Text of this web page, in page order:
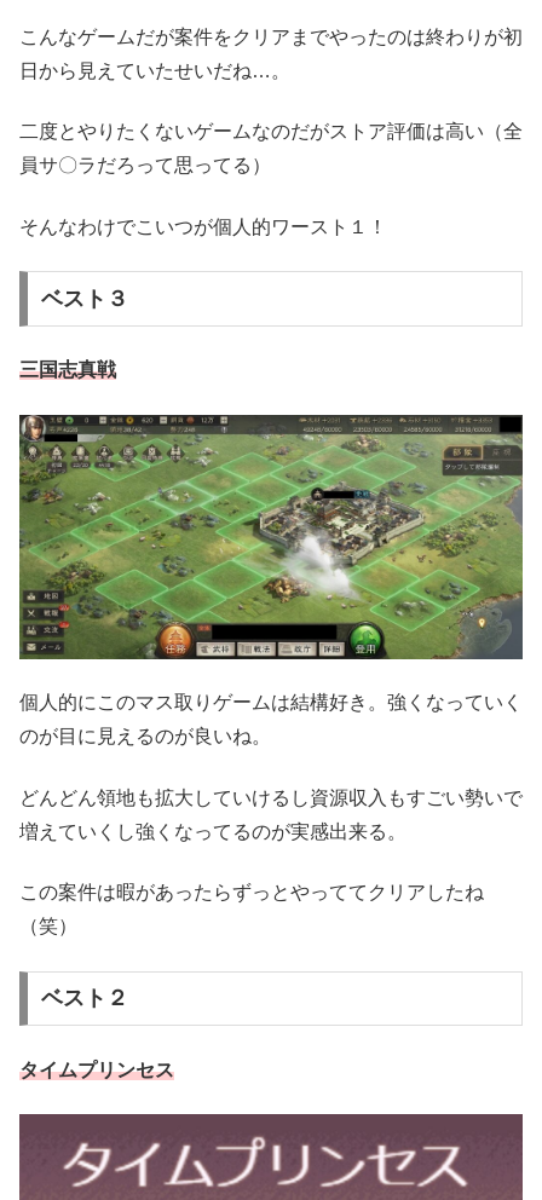
こんなゲームだが案件をクリアまでやったのは終わりが初
日から見えていたせいだね…。
二度とやりたくないゲームなのだがストア評価は高い（全
員サ〇ラだろって思ってる）
そんなわけでこいつが個人的ワースト１！
ベスト３
三国志真戦
個人的にこのマス取りゲームは結構好き。強くなっていく
のが目に見えるのが良いね。
どんどん領地も拡大していけるし資源収入もすごい勢いで
増えていくし強くなってるのが実感出来る。
この案件は暇があったらずっとやっててクリアしたね
（笑）
ベスト２
タイムプリンセス